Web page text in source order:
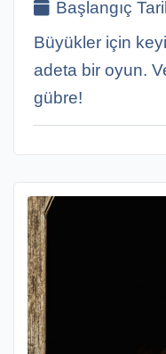
Başlangıç
Büyükler için
adeta bir oyun.
gübre!